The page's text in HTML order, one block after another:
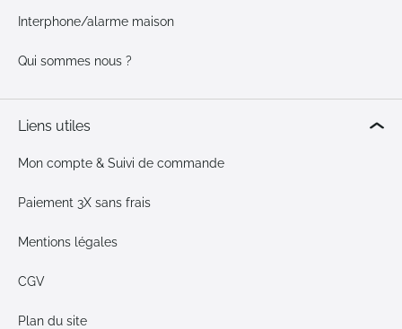
Interphone/alarme maison
Qui sommes nous ?
Liens utiles
Mon compte & Suivi de commande
Paiement 3X sans frais
Mentions légales
CGV
Plan du site